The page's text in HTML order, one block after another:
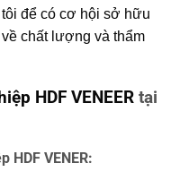
để có cơ hội sở hữu
chất lượng và thẩm
HDF VENEER tại
HDF VENER: